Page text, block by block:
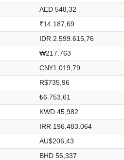
AED 548,32
₹14.187,69
IDR 2.599.615,76
₩217.763
CN¥1.019,79
R$735,96
₺6.753,61
KWD 45,982
IRR 196.483.064
AU$206,43
BHD 56,337